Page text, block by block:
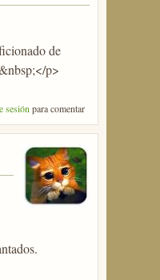
de
p>
sesión para comentar